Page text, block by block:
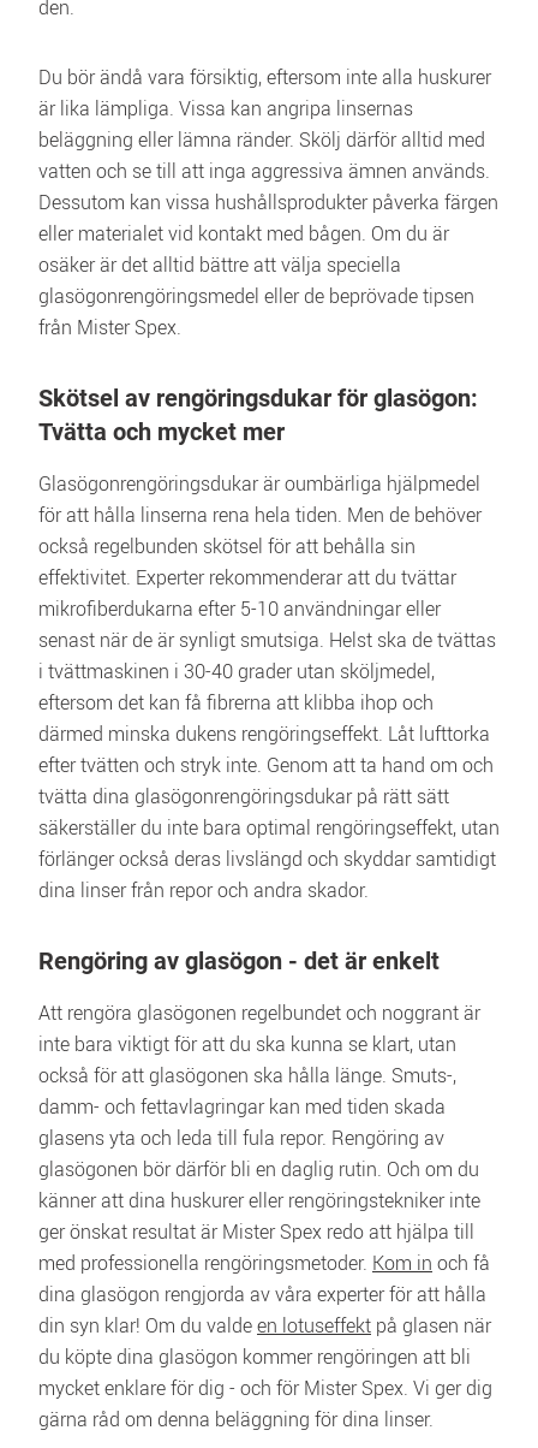
den.
Du bör ändå vara försiktig, eftersom inte alla huskurer
är lika lämpliga. Vissa kan angripa linsernas
beläggning eller lämna ränder. Skölj därför alltid med
vatten och se till att inga aggressiva ämnen används.
Dessutom kan vissa hushållsprodukter påverka färgen
eller materialet vid kontakt med bågen. Om du är
osäker är det alltid bättre att välja speciella
glasögonrengöringsmedel eller de beprövade tipsen
från Mister Spex.
Skötsel av rengöringsdukar för glasögon:
Tvätta och mycket mer
Glasögonrengöringsdukar är oumbärliga hjälpmedel
för att hålla linserna rena hela tiden. Men de behöver
också regelbunden skötsel för att behålla sin
effektivitet. Experter rekommenderar att du tvättar
mikrofiberdukarna efter 5-10 användningar eller
senast när de är synligt smutsiga. Helst ska de tvättas
i tvättmaskinen i 30-40 grader utan sköljmedel,
eftersom det kan få fibrerna att klibba ihop och
därmed minska dukens rengöringseffekt. Låt lufttorka
efter tvätten och stryk inte. Genom att ta hand om och
tvätta dina glasögonrengöringsdukar på rätt sätt
säkerställer du inte bara optimal rengöringseffekt, utan
förlänger också deras livslängd och skyddar samtidigt
dina linser från repor och andra skador.
Rengöring av glasögon - det är enkelt
Att rengöra glasögonen regelbundet och noggrant är
inte bara viktigt för att du ska kunna se klart, utan
också för att glasögonen ska hålla länge. Smuts-,
damm- och fettavlagringar kan med tiden skada
glasens yta och leda till fula repor. Rengöring av
glasögonen bör därför bli en daglig rutin. Och om du
känner att dina huskurer eller rengöringstekniker inte
ger önskat resultat är Mister Spex redo att hjälpa till
med professionella rengöringsmetoder. Kom in och få
dina glasögon rengjorda av våra experter för att hålla
din syn klar! Om du valde en lotuseffekt på glasen när
du köpte dina glasögon kommer rengöringen att bli
mycket enklare för dig - och för Mister Spex. Vi ger dig
gärna råd om denna beläggning för dina linser.